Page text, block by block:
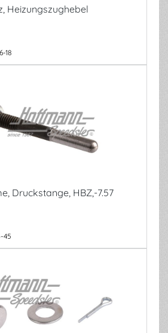
Heizungszughebel
18
Druckstange, HBZ,-7.57
45